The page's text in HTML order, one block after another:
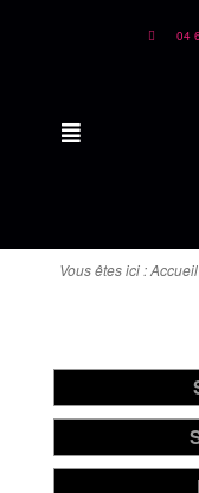
04
Vous êtes ici :Accueil